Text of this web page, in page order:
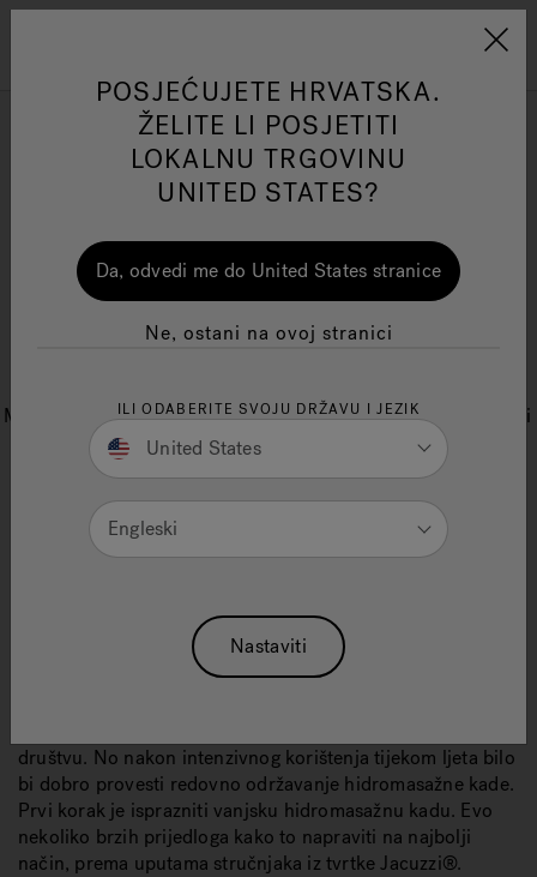
Jacuzzi&reg; EMEA
Jacuzzi® Sensational
Wellness™
One Page
Kako isprazniti vanjsku
hidromasažnu kadu: Jacuzzi®
redovito održavanje
HIDROMASAŽNA KADA
Mijenja se godišnje doba? Svojoj hidromasažnoj kadi
ili mini bazenu Jacuzzi® poklonite redovito
održavanje
Jesen ima svojih čari. Priroda poklanja nove boje, a na
vaše hidromasažne kade ili mini bazena Jacuzzi®.
Razlog tome je, baš kao što je slučaj u sjevernoj Europi,
društvu. No nakon intenzivnog korištenja tijekom ljeta bilo
bi dobro provesti redovno održavanje hidromasažne kade.
Prvi korak je isprazniti vanjsku hidromasažnu kadu. Evo
nekoliko brzih prijedloga kako to napraviti na najbolji
način, prema uputama stručnjaka iz tvrtke Jacuzzi®.
POSJEĆUJETE HRVATSKA.
ŽELITE LI POSJETITI
LOKALNU TRGOVINU
UNITED STATES?
Da, odvedi me do United States stranice
Ne, ostani na ovoj stranici
ILI ODABERITE SVOJU DRŽAVU I JEZIK
United States
Engleski
Nastaviti